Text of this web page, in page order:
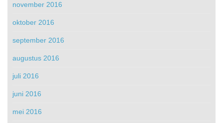
november 2016
oktober 2016
september 2016
augustus 2016
juli 2016
juni 2016
mei 2016